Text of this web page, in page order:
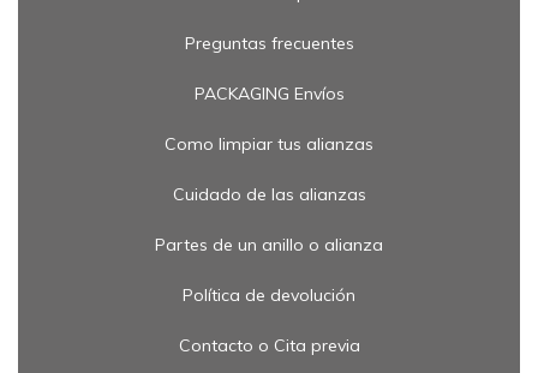
Preguntas frecuentes
PACKAGING Envíos
Como limpiar tus alianzas
Cuidado de las alianzas
Partes de un anillo o alianza
Política de devolución
Contacto o Cita previa